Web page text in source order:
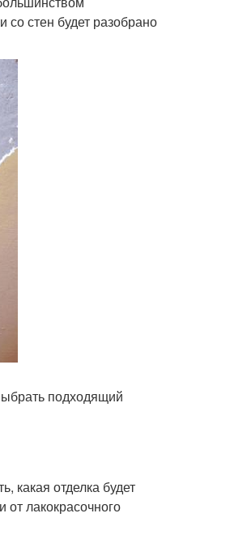
со стен будет разобрано
подходящий
какая отделка будет
от лакокрасочного